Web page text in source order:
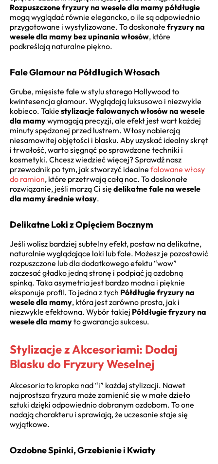
Rozpuszczone fryzury na wesele dla mamy półdługie
mogą wyglądać równie elegancko, o ile są odpowiednio
przygotowane i wystylizowane. To doskonałe fryzury na
wesele dla mamy bez upinania włosów, które
podkreślają naturalne piękno.
Fale Glamour na Półdługich Włosach
Grube, mięsiste fale w stylu starego Hollywood to
kwintesencja glamour. Wyglądają luksusowo i niezwykle
kobieco. Takie stylizacje falowanych włosów na wesele
dla mamywymagają precyzji, ale efekt jest wart każdej
minuty spędzonej przed lustrem. Włosy nabierają
niesamowitej objętości i blasku. Aby uzyskać idealny skręt
i trwałość, warto sięgnąć po sprawdzone techniki i
kosmetyki. Chcesz wiedzieć więcej? Sprawdź nasz
przewodnik po tym, jak stworzyć idealne falowane włosy
do ramion, które przetrwają całą noc. To doskonałe
rozwiązanie, jeśli marzą Ci się delikatne fale na wesele
dla mamy średnie włosy.
Delikatne Loki z Opięciem Bocznym
Jeśli wolisz bardziej subtelny efekt, postaw na delikatne,
naturalnie wyglądające loki lub fale. Możesz je pozostawić
rozpuszczone lub dla dodatkowego efektu “wow”
zaczesać gładko jedną stronę i podpiąć ją ozdobną
spinką. Taka asymetria jest bardzo modna i pięknie
eksponuje profil. To jedna z tych Półdługie fryzury na
wesele dla mamy, która jest zarówno prosta, jak i
niezwykle efektowna. Wybór takiej Półdługie fryzury na
wesele dla mamyto gwarancja sukcesu.
Stylizacje z Akcesoriami: Dodaj
Blasku do Fryzury Weselnej
Akcesoria to kropka nad “i” każdej stylizacji. Nawet
najprostsza fryzura może zamienić się w małe dzieło
sztuki dzięki odpowiednio dobranym ozdobom. To one
nadają charakteru i sprawiają, że uczesanie staje się
wyjątkowe.
Ozdobne Spinki, Grzebienie i Kwiaty